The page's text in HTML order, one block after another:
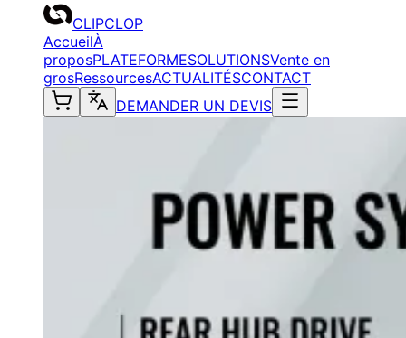
CLIPCLOP
AccueilÀ
proposPLATEFORMESOLUTIONSVente en
grosRessourcesACTUALITÉSCONTACT
DEMANDER UN DEVIS